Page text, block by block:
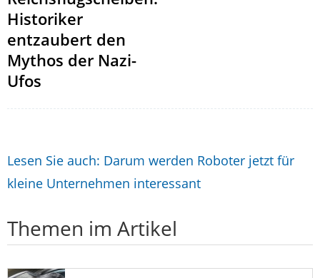
Historiker
entzaubert den
Mythos der Nazi-
Ufos
Lesen Sie auch: Darum werden Roboter jetzt für
kleine Unternehmen interessant
Themen im Artikel